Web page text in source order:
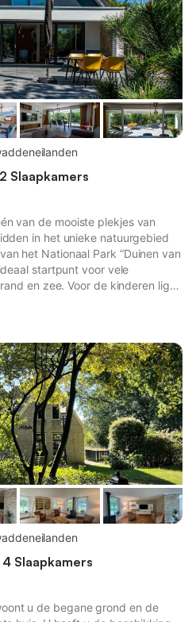
Slaapkamers
van de mooiste plekjes van
in het unieke natuurgebied
het Nationaal Park “Duinen van
startpunt voor vele
en zee. Voor de kinderen ligt
de paardenliefhebbers zijn er
een aantal maneges. De
en Den Burg (het winkelh...
Slaapkamers
u de begane grond en de